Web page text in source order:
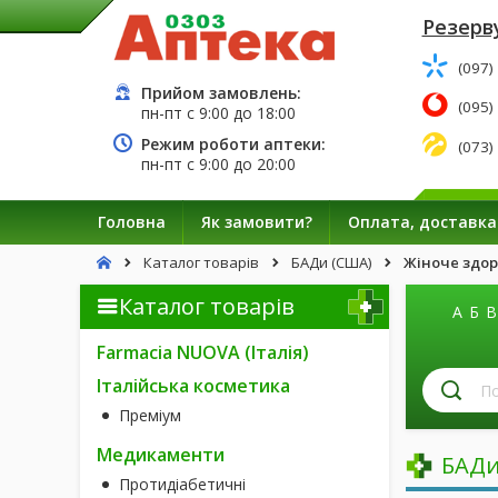
Прийом замовлень:
пн-пт с9:00 до 18:00
Режим роботи аптеки:
пн-пт с9:00 до 20:00
(097)
(095)
(073)
Головна Як замовити? Оплата, доставка
Каталог товарів БАДи (США) Жіноче
Каталог товарів
Farmacia NUOVA (Італія)
Італійська косметика
Преміум
Медикаменти
Протидіабетичні
А Б В
за